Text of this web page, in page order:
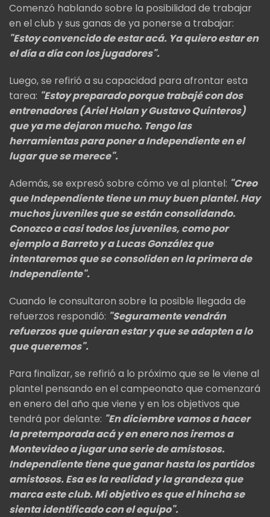
Comenzó hablando sobre la posibilidad de trabajar
en el club y sus ganas de ya ponerse a trabajar:
"Estoy convencido de estar acá. Ya quiero estar en
el día a día con los jugadores".
Luego, se refirió a su capacidad para afrontar esta
tarea: "Estoy preparado porque trabajé con dos
entrenadores (Ariel Holan y Gustavo Quinteros)
que ya me dejaron mucho. Tengo las
herramientas para poner a Independiente en el
lugar que se merece".
Además, se expresó sobre cómo ve al plantel: "Creo
que Independiente tiene un muy buen plantel. Hay
muchos juveniles que se están consolidando.
Conozco a casi todos los juveniles, como por
ejemplo a Barreto y a Lucas González que
intentaremos que se consoliden en la primera de
Independiente".
Cuando le consultaron sobre la posible llegada de
refuerzos respondió: "Seguramente vendrán
refuerzos que quieran estar y que se adapten a lo
que queremos".
Para finalizar, se refirió a lo próximo que se le viene al
plantel pensando en el campeonato que comenzará
en enero del año que viene y en los objetivos que
tendrá por delante: "En diciembre vamos a hacer
la pretemporada acá y en enero nos iremos a
Montevideo a jugar una serie de amistosos.
Independiente tiene que ganar hasta los partidos
amistosos. Esa es la realidad y la grandeza que
marca este club. Mi objetivo es que el hincha se
sienta identificado con el equipo".